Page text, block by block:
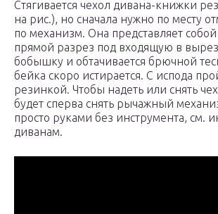
Стягивается чехол дивана-книжки
на рис.), но сначала нужно по месту
по механизм. Она представляет
прямой разрез под входящую в
бобышку и обтачивается брючной
бейка скоро истирается. С испода
резинкой. Чтобы надеть или снять
будет сперва снять рычажный
просто руками без инструмента, см.
диванам.